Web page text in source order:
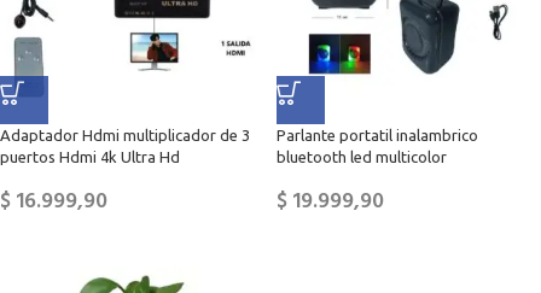
Adaptador Hdmi multiplicador de 3
puertos Hdmi 4k Ultra Hd
$16.999,90
Parlante portatil inalambrico
bluetooth led multicolor
$19.999,90